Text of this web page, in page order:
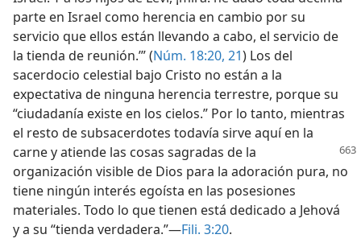
parte en Israel como herencia en cambio por su
servicio que ellos están llevando a cabo, el servicio de
la tienda de reunión.’” (Núm. 18:20, 21) Los del
sacerdocio celestial bajo Cristo no están a la
expectativa de ninguna herencia terrestre, porque su
“ciudadanía existe en los cielos.” Por lo tanto, mientras
el resto de subsacerdotes todavía sirve aquí en la
carne y atiende las cosas sagradas de la
organización visible de Dios para la adoración pura, no
tiene ningún interés egoísta en las posesiones
materiales. Todo lo que tienen está dedicado a Jehová
y a su “tienda verdadera.”—Fili. 3:20.